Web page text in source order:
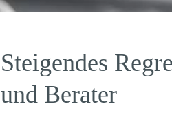
Steigendes
und Berater